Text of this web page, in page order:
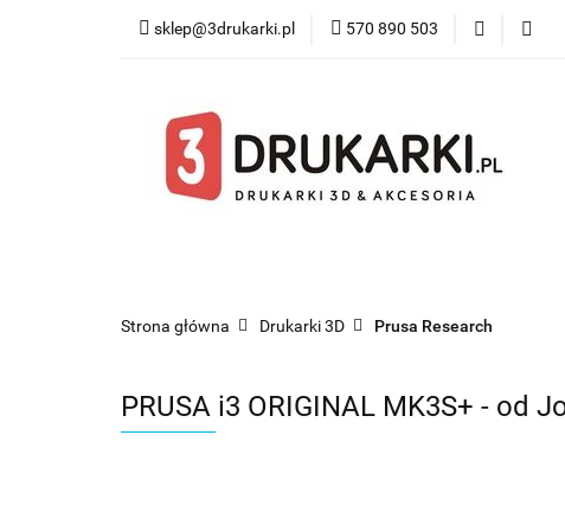
sklep@3drukarki.pl 570 890 503
Blog Bestsellery
Strona główna Drukarki 3D Prusa Research
PRUSA i3 ORIGINAL MK3S+ - od